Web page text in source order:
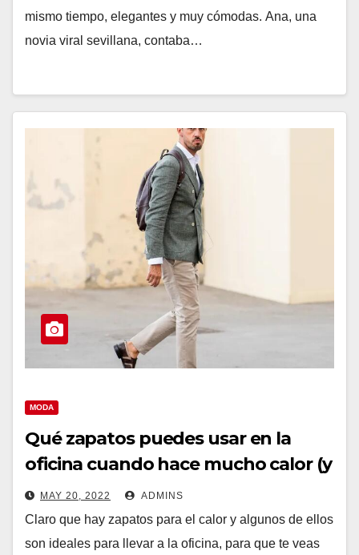
mismo tiempo, elegantes y muy cómodas. Ana, una
novia viral sevillana, contaba…
MODA
Qué zapatos puedes usar en la
oficina cuando hace mucho calor (y
cómo lograrlo)?
MAY 20, 2022 ADMINS
Claro que hay zapatos para el calor y algunos de ellos
son ideales para llevar a la oficina, para que te veas